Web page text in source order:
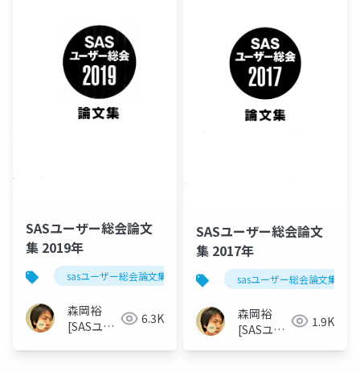
SASユーザー総会論文
集 2019年
sasユーザー総会論文集 2019年
森岡裕
[SASユー
6.3K
SASユーザー総会論文
集 2017年
sasユーザー総会論文集
森岡裕
[SASユー
1.9K